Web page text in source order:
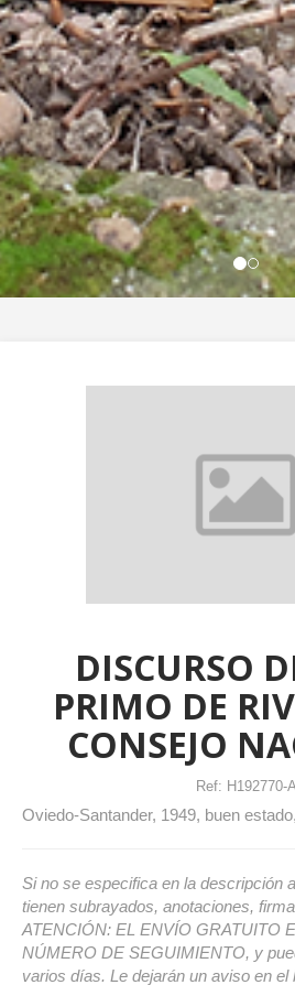
DISCURSO
PRIMO DE
CONSEJO
Ref: H192770-A
Oviedo-Santander, 1949, buen
Si no se especifica en la descripción
tienen subrayados, anotaciones,
ATENCIÓN: EL ENVÍO GRATUITO
NÚMERO DE SEGUIMIENTO, y
varios días. Le dejarán un aviso en el